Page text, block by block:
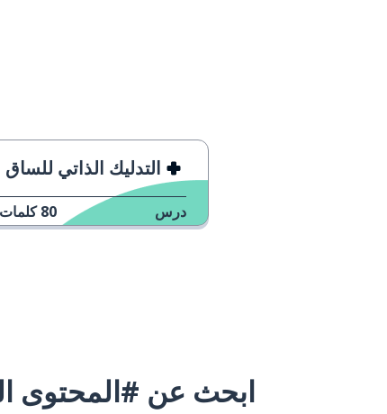
التدليك الذاتي للساق
درس 80
ابحث عن #المحتوى